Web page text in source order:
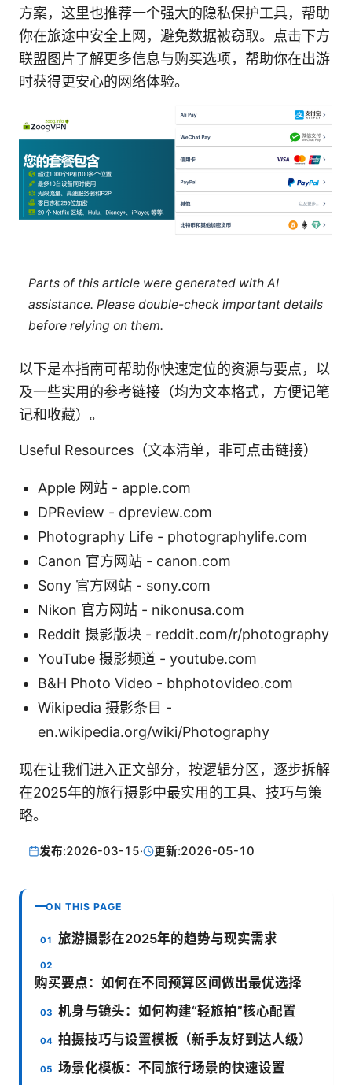
方案，这里也推荐一个强大的隐私保护工具，帮助
你在旅途中安全上网，避免数据被窃取。点击下方
联盟图片了解更多信息与购买选项，帮助你在出游
时获得更安心的网络体验。
Parts of this article were generated with AI
assistance. Please double-check important details
before relying on them.
以下是本指南可帮助你快速定位的资源与要点，以
及一些实用的参考链接（均为文本格式，方便记笔
记和收藏）。
Useful Resources（文本清单，非可点击链接）
Apple 网站 - apple.com
DPReview - dpreview.com
Photography Life - photographylife.com
Canon 官方网站 - canon.com
Sony 官方网站 - sony.com
Nikon 官方网站 - nikonusa.com
Reddit 摄影版块 - reddit.com/r/photography
YouTube 摄影频道 - youtube.com
B&H Photo Video - bhphotovideo.com
Wikipedia 摄影条目 -
en.wikipedia.org/wiki/Photography
现在让我们进入正文部分，按逻辑分区，逐步拆解
在2025年的旅行摄影中最实用的工具、技巧与策
略。
发布:2026-03-15· 更新:2026-05-10
ON THIS PAGE
旅游摄影在2025年的趋势与现实需求
购买要点：如何在不同预算区间做出最优选择
机身与镜头：如何构建“轻旅拍”核心配置
拍摄技巧与设置模板（新手友好到达人级）
场景化模板：不同旅行场景的快速设置